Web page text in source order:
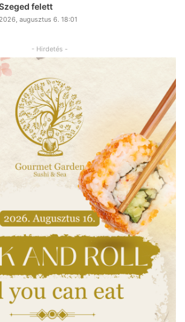
felett
2026, augusztus 6. 18:01
- Hirdetés -